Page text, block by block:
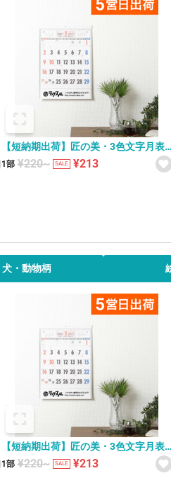
【短納期出荷】匠の美・3色文字月表
壁掛けカレンダー YG-46
1部 ¥220~ SALE ¥213
犬・動物柄
【短納期出荷】匠の美・3色文字月表
壁掛けカレンダー YG-46
1部 ¥220~ SALE ¥213